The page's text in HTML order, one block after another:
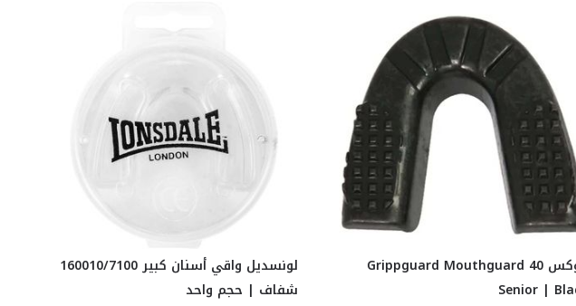
فوكس 40 Grippguard Mouthguard
Senior |
لونسديل واقي أسنان كبير 160010/7100
شفاف | حجم واحد